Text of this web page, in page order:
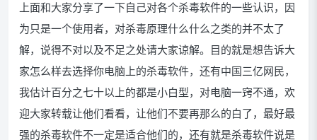
上面和大家分享了一下自己对各个杀毒软件的一些认识，因
为只是一个使用者，对杀毒原理什么什么之类的并不太了
解，说得不对以及不足之处请大家谅解。目的就是想告诉大
家怎么样去选择你电脑上的杀毒软件，还有中国三亿网民，
我估计百分之七十以上的都是小白型，对电脑一窍不通，欢
迎大家转载让他们看看，让他们不要再那么的白了，最好最
强的杀毒软件不一定是适合他们的，还有就是杀毒软件说是